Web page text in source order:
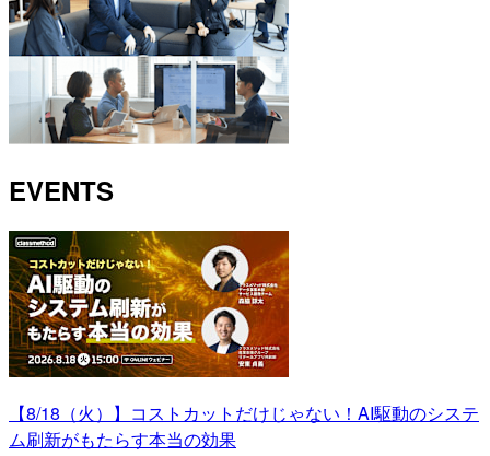
EVENTS
【8/18（火）】コストカットだけじゃない！AI駆動のシステ
ム刷新がもたらす本当の効果